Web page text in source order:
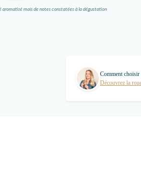
aromatisé mais de notes constatées à la dégustation
Comment choisir
Découvrez la